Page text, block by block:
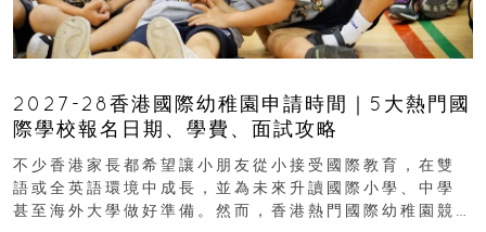
2027-28香港國際幼稚園申請時間｜5大熱門國
際學校報名日期、學費、面試攻略
不少香港家長都希望讓小朋友從小接受國際教育，在雙
語或全英語環境中成長，並為未來升讀國際小學、中學
甚至海外大學做好準備。然而，香港熱門國際幼稚園競